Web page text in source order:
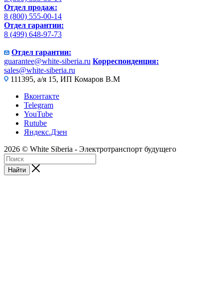
Отдел продаж:
8 (800) 555-00-14
Отдел гарантии:
8 (499) 648-97-73
Отдел гарантии:
guarantee@white-siberia.ru Корреспонденция:
sales@white-siberia.ru
111395, а/я 15, ИП Комаров В.М
Вконтакте
Telegram
YouTube
Rutube
Яндекс.Дзен
2026 © White Siberia - Электротранспорт будущего
Найти